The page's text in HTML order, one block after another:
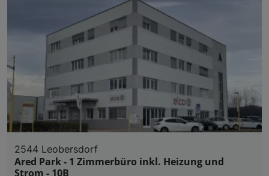
2544 Leobersdorf
Ared Park - 1 Zimmerbüro inkl. Heizung und
Strom - 10B